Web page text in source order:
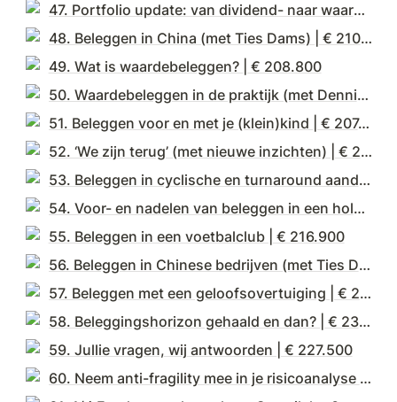
47. Portfolio update: van dividend- naar waardeaandelen | € 204.600
48. Beleggen in China (met Ties Dams) | € 210.300
49. Wat is waardebeleggen? | € 208.800
50. Waardebeleggen in de praktijk (met Dennis Emmelkamp) | € 211.500
51. Beleggen voor en met je (klein)kind | € 207.900
52. ‘We zijn terug’ (met nieuwe inzichten) | € 205.400
53. Beleggen in cyclische en turnaround aandelen | € 207.900
54. Voor- en nadelen van beleggen in een holding? | € 213.300
55. Beleggen in een voetbalclub | € 216.900
56. Beleggen in Chinese bedrijven (met Ties Dams) | € 221.700
57. Beleggen met een geloofsovertuiging | € 227.100
58. Beleggingshorizon gehaald en dan? | € 231.200
59. Jullie vragen, wij antwoorden | € 227.500
60. Neem anti-fragility mee in je risicoanalyse (met Thomas Heeg) | € 228.800